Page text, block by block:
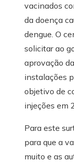
vacinados
da doença
dengue. O
solicitar ao
aprovação
instalações
objetivo de
injeções em
Para este
para que a
muito e as